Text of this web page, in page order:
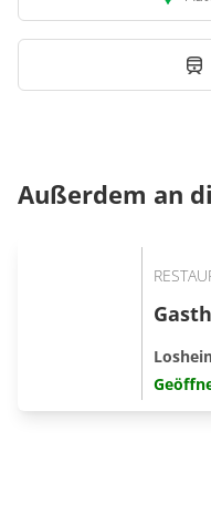
Außerdem an